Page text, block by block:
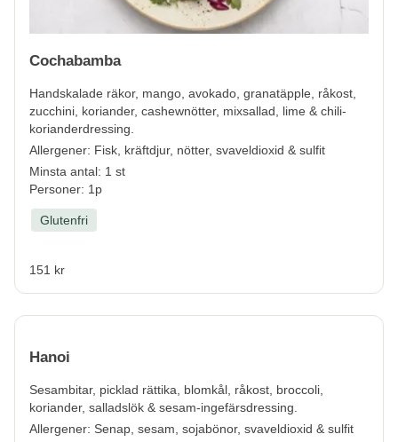
Cochabamba
Handskalade räkor, mango, avokado, granatäpple, råkost,
zucchini, koriander, cashewnötter, mixsallad, lime & chili-
korianderdressing.
Allergener: Fisk, kräftdjur, nötter, svaveldioxid & sulfit
Minsta antal: 1 st
Personer: 1p
Glutenfri
151 kr
Hanoi
Sesambitar, picklad rättika, blomkål, råkost, broccoli,
koriander, salladslök & sesam-ingefärsdressing.
Allergener: Senap, sesam, sojabönor, svaveldioxid & sulfit